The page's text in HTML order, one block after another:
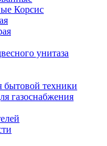
Корсис
унитаза
бытовой техники
газоснабжения